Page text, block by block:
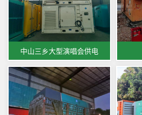
中山三乡大型演唱会供电